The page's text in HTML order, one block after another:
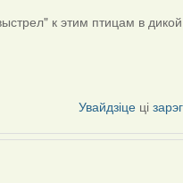
к этим птицам в
Увайдзіце ці